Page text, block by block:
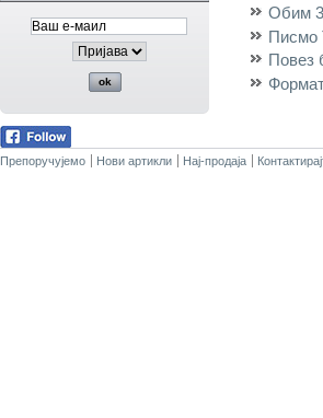
Обим
Писмо
Повез
Препоручујемо Нови артикли Нај-продаја